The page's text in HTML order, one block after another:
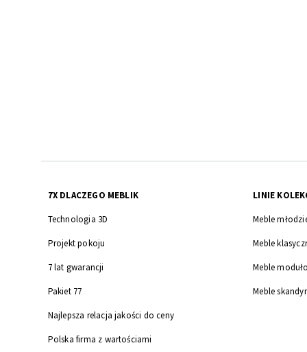
7X DLACZEGO MEBLIK
Technologia 3D
Projekt pokoju
7 lat gwarancji
Pakiet 77
Najlepsza relacja jakości do ceny
Polska firma z wartościami
LINIE
Meble
Meble
Meble
Meble